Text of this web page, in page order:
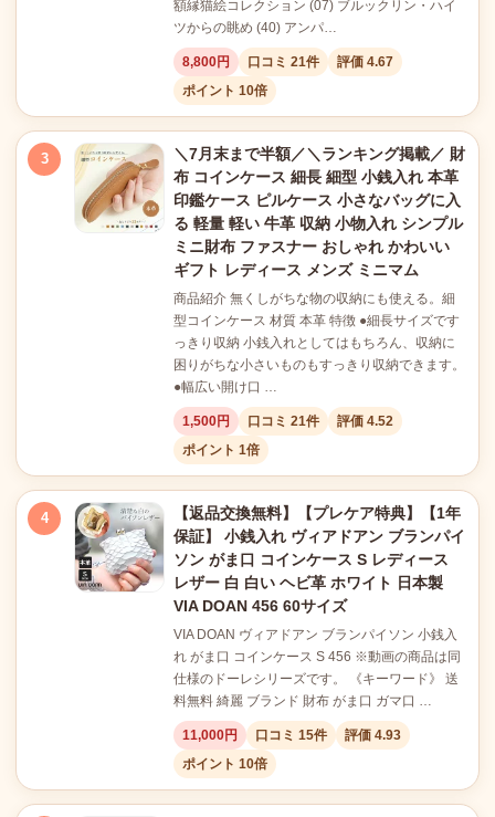
額縁猫絵コレクション (07) ブルックリン・ハイ
ツからの眺め (40) アンパ…
8,800円 口コミ 21件
評価 4.67
ポイント 10倍
3
＼7月末まで半額／＼ランキング掲載／ 財
布 コインケース 細長 細型 小銭入れ 本革
印鑑ケース ピルケース 小さなバッグに入
る 軽量 軽い 牛革 収納 小物入れ シンプル
ミニ財布 ファスナー おしゃれ かわいい
ギフト レディース メンズ ミニマム
商品紹介 無くしがちな物の収納にも使える。細
型コインケース 材質 本革 特徴 ●細長サイズです
っきり収納 小銭入れとしてはもちろん、収納に
困りがちな小さいものもすっきり収納できます。
●幅広い開け口 …
1,500円 口コミ 21件
評価 4.52
ポイント 1倍
4
【返品交換無料】【プレケア特典】【1年
保証】 小銭入れ ヴィアドアン ブランパイ
ソン がま口 コインケース S レディース
レザー 白 白い ヘビ革 ホワイト 日本製
VIA DOAN 456 60サイズ
VIA DOAN ヴィアドアン ブランパイソン 小銭入
れ がま口 コインケース S 456 ※動画の商品は同
仕様のドーレシリーズです。 《キーワード》 送
料無料 綺麗 ブランド 財布 がま口 ガマ口 …
11,000円 口コミ 15件
評価 4.93
ポイント 10倍